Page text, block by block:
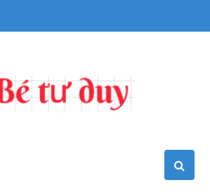
tư duy cho trẻ